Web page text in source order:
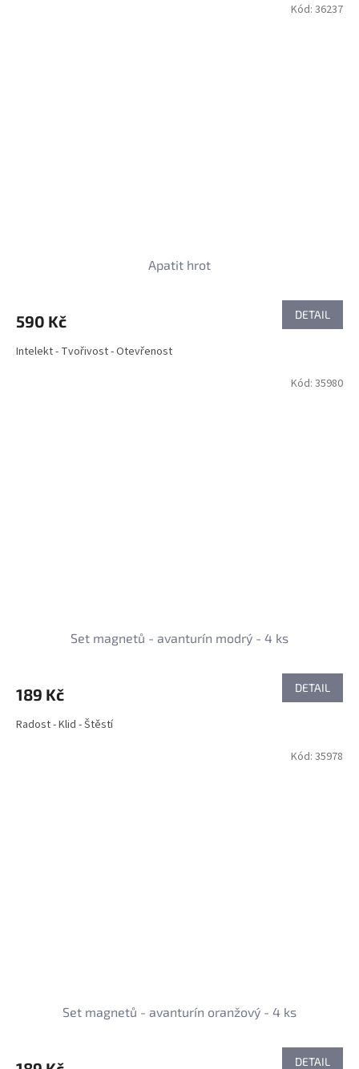
Apatit hrot
590 Kč DETAIL
Intelekt - Tvořivost - Otevřenost
Kód: 36237
Set magnetů - avanturín modrý - 4 ks
189 Kč DETAIL
Radost - Klid - Štěstí
Kód: 35980
Set magnetů - avanturín oranžový - 4 ks
DETAIL
Kód: 35978